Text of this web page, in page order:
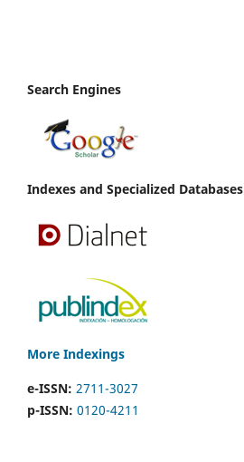
Search Engines
Indexes and Specialized Databases
More Indexings
e-ISSN: 2711-3027
p-ISSN: 0120-4211